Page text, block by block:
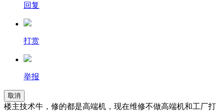
回复
打赏
举报
取消
楼主技术牛，修的都是高端机，现在维修不做高端机和工厂打